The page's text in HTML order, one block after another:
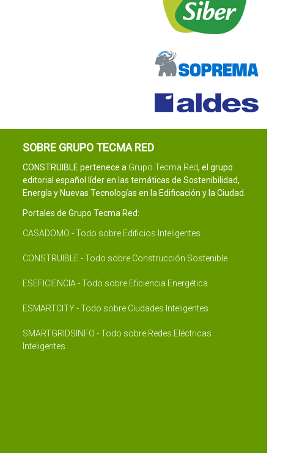
SOBRE GRUPO TECMA RED
CONSTRUIBLE pertenece a Grupo Tecma Red, el grupo
editorial español líder en las temáticas de Sostenibilidad,
Energía y Nuevas Tecnologías en la Edificación y la Ciudad.
Portales de Grupo Tecma Red:
CASADOMO - Todo sobre Edificios Inteligentes
CONSTRUIBLE - Todo sobre Construcción Sostenible
ESEFICIENCIA - Todo sobre Eficiencia Energética
ESMARTCITY - Todo sobre Ciudades Inteligentes
SMARTGRIDSINFO - Todo sobre Redes Eléctricas
Inteligentes